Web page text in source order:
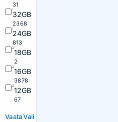
31
32GB
2368
24GB
813
18GB
2
16GB
3878
12GB
67
VaataVali